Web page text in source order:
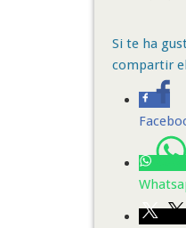
Si te ha
compartir